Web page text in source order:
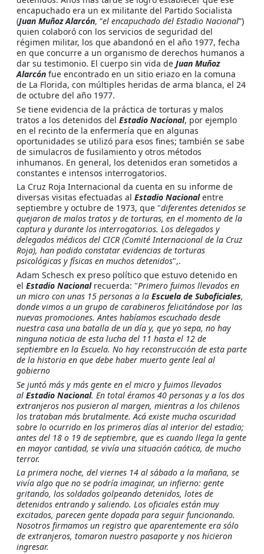
encapuchado era un ex militante del Partido Socialista
(Juan Muñoz Alarcón, “el encapuchado del Estadio Nacional”)
quien colaboró con los servicios de seguridad del
régimen militar, los que abandonó en el año 1977, fecha
en que concurre a un organismo de derechos humanos a
dar su testimonio. El cuerpo sin vida de Juan Muñoz
Alarcón fue encontrado en un sitio eriazo en la comuna
de La Florida, con múltiples heridas de arma blanca, el 24
de octubre del año 1977.
Se tiene evidencia de la práctica de torturas y malos
tratos a los detenidos del Estadio Nacional, por ejemplo
en el recinto de la enfermería que en algunas
oportunidades se utilizó para esos fines; también se sabe
de simulacros de fusilamiento y otros métodos
inhumanos. En general, los detenidos eran sometidos a
constantes e intensos interrogatorios.
La Cruz Roja Internacional da cuenta en su informe de
diversas visitas efectuadas al Estadio Nacionalentre
septiembre y octubre de 1973, que "diferentes detenidos se
quejaron de malos tratos y de torturas, en el momento de la
captura y durante los interrogatorios. Los delegados y
delegados médicos del CICR (Comité Internacional de la Cruz
Roja), han podido constatar evidencias de torturas
psicológicas y físicas en muchos detenidos",.
Adam Schesch ex preso político que estuvo detenido en
el Estadio Nacionalrecuerda: "Primero fuimos llevados en
un micro con unas 15 personas a la Escuela de Suboficiales,
donde vimos a un grupo de carabineros felicitándose por las
nuevas promociones. Antes habíamos escuchado desde
nuestra casa una batalla de un día y, que yo sepa, no hay
ninguna noticia de esta lucha del 11 hasta el 12 de
septiembre en la Escuela. No hay reconstrucción de esta parte
de la historia en que debe haber muerto gente leal al
gobierno
Se juntó más y más gente en el micro y fuimos llevados
al Estadio Nacional. En total éramos 40 personas y a los dos
extranjeros nos pusieron al margen, mientras a los chilenos
los trataban más brutalmente. Acá existe mucha oscuridad
sobre lo ocurrido en los primeros días al interior del estadio;
antes del 18 o 19 de septiembre, que es cuando llega la gente
en mayor cantidad, se vivía una situación caótica, de mucho
terror.
La primera noche, del viernes 14 al sábado a la mañana, se
vivía algo que no se podría imaginar, un infierno: gente
gritando, los soldados golpeando detenidos, lotes de
detenidos entrando y saliendo. Los oficiales están muy
excitados, parecen gente dopada para seguir funcionando.
Nosotros firmamos un registro que aparentemente era sólo
de extranjeros, tomaron nuestro pasaporte y nos hicieron
ingresar.